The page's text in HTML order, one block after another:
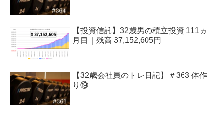
【投資信託】32歳男の積立投資 111ヵ
月目｜残高 37,152,605円
【32歳会社員のトレ日記】＃363 体作
り⑲